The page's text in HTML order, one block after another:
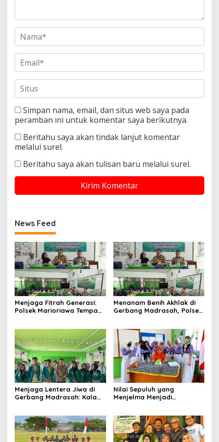
Simpan nama, email, dan situs web saya pada
peramban ini untuk komentar saya berikutnya.
Beritahu saya akan tindak lanjut komentar
melalui surel.
Beritahu saya akan tulisan baru melalui surel.
News Feed
Menjaga Fitrah Generasi:
Polsek Marioriawa Tempa
Menanam Benih Akhlak di
Gerbang Madrasah, Polsek
Berkarakter
Menjaga Lentera Jiwa di
Gerbang Madrasah: Kala
Belawa
Nilai Sepuluh yang
Menjelma Menjadi